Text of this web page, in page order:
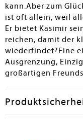
kann.Aber zum
ist oft allein, weil
Er bietet Kasimir
reichen, damit der
wiederfindet?Eine
Ausgrenzung,
großartigen